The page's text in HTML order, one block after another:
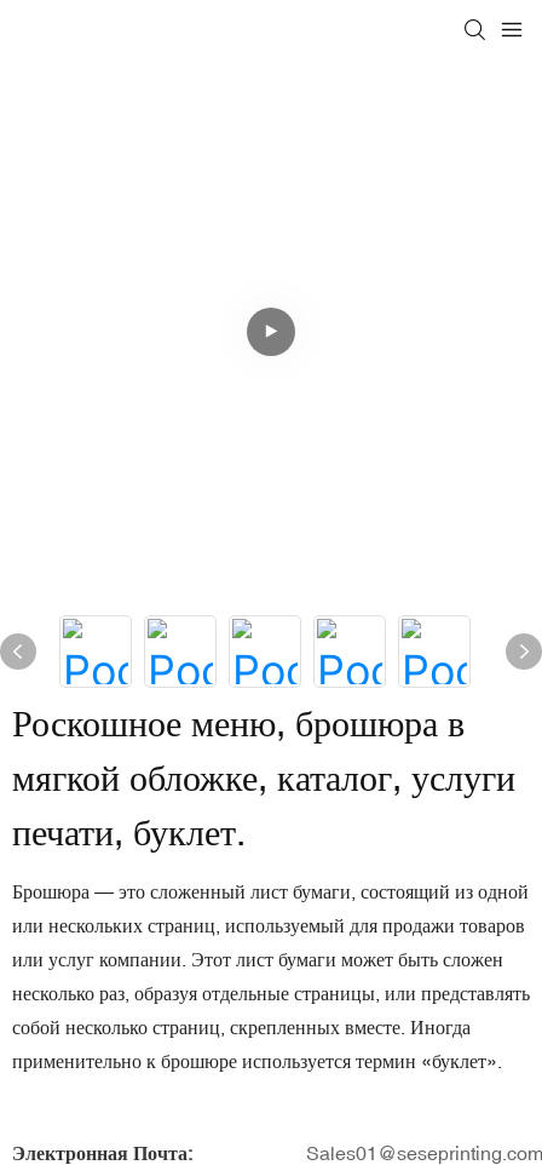
Роскошное меню, брошюра в
мягкой обложке, каталог, услуги
печати, буклет.
Брошюра — это сложенный лист бумаги, состоящий из одной
или нескольких страниц, используемый для продажи товаров
или услуг компании. Этот лист бумаги может быть сложен
несколько раз, образуя отдельные страницы, или представлять
собой несколько страниц, скрепленных вместе. Иногда
применительно к брошюре используется термин «буклет».
Электронная Почта: Sales01@seseprinting.com